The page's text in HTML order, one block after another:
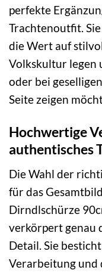
perfekte
Trachtenoutfit.
die Wert auf
Volkskultur legen
oder bei
Seite zeigen
Hochwertige
authentisches
Die Wahl der
für das
Dirndlschürze
verkörpert genau
Detail. Sie
Verarbeitung und